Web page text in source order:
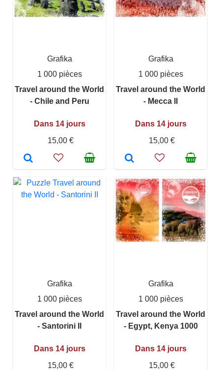
Grafika
1 000 pièces
Travel around the World
- Chile and Peru
Dans 14 jours
15,00 €
Grafika
1 000 pièces
Travel around the World
- Mecca II
Dans 14 jours
15,00 €
Grafika
1 000 pièces
Travel around the World
- Santorini II
Dans 14 jours
15,00 €
Grafika
1 000 pièces
Travel around the World
- Egypt, Kenya 1000
Dans 14 jours
15,00 €